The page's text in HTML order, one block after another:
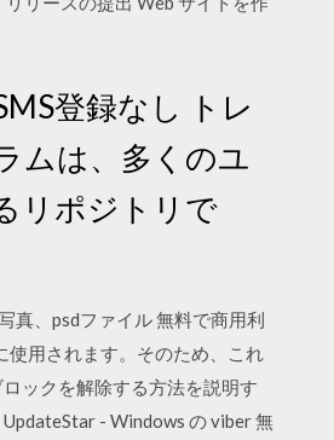
登録なし トレ
ムは、多くのユ
リポジトリで
真、psdファイル 無料で商用利
用されます。そのため、これ
ックを解除する方法を説明す
- Windows の viber 無